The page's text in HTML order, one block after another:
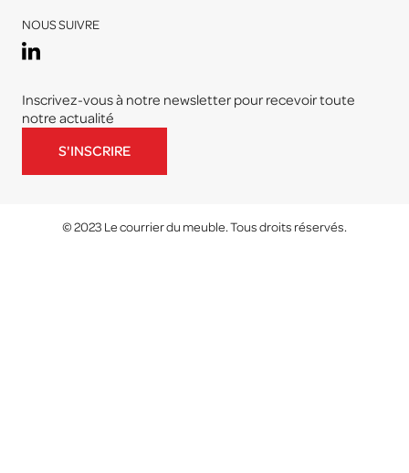
NOUS SUIVRE
Inscrivez-vous à notre newsletter pour recevoir toute
notre actualité
S'INSCRIRE
© 2023 Le courrier du meuble. Tous droits réservés.